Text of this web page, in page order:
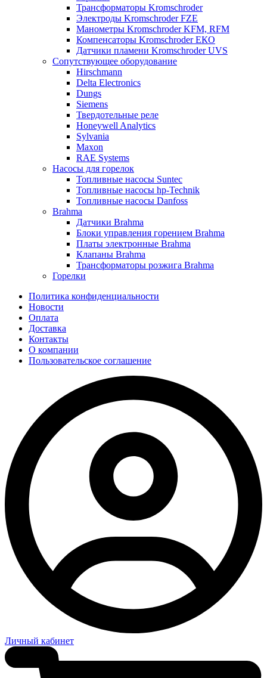
Трансформаторы Kromschroder
Электроды Kromschroder FZE
Манометры Kromschroder KFM, RFM
Компенсаторы Kromschroder ЕКО
Датчики пламени Kromschroder UVS
Сопутствующее оборудование
Hirschmann
Delta Electronics
Dungs
Siemens
Твердотельные реле
Honeywell Analytics
Sylvania
Maxon
RAE Systems
Насосы для горелок
Топливные насосы Suntec
Топливные насосы hp-Technik
Топливные насосы Danfoss
Brahma
Датчики Brahma
Блоки управления горением Brahma
Платы электронные Brahma
Клапаны Brahma
Трансформаторы розжига Brahma
Горелки
Политика конфиденциальности
Новости
Оплата
Доставка
Контакты
О компании
Пользовательское соглашение
Личный кабинет